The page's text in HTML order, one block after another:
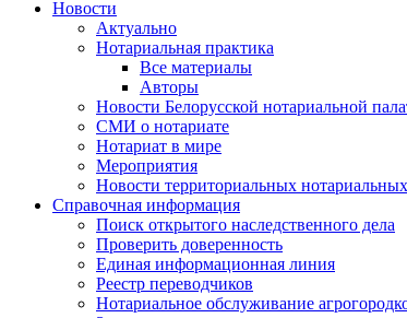
Новости
Актуально
Нотариальная практика
Все материалы
Авторы
Новости Белорусской нотариальной
СМИ о нотариате
Нотариат в мире
Мероприятия
Новости территориальных
Справочная информация
Поиск открытого наследственного дела
Проверить доверенность
Единая информационная линия
Реестр переводчиков
Нотариальное обслуживание